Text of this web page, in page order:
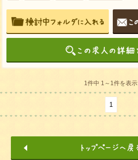
1件中 1～1件を表示
1